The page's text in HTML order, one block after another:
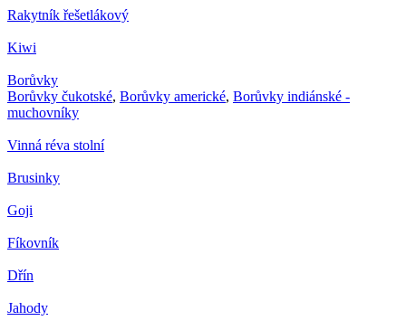
Rakytník řešetlákový
Kiwi
Borůvky
Borůvky čukotské, Borůvky americké, Borůvky indiánské -
muchovníky
Vinná réva stolní
Brusinky
Goji
Fíkovník
Dřín
Jahody